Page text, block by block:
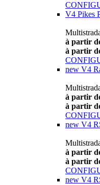
V4 Pikes
à partir
à partir
new V4
à partir
à partir
new V4
à partir
à partir
new V4